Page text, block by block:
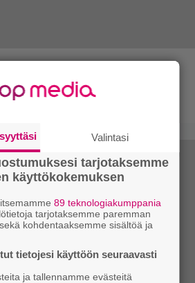
viimeinen keikka
torstailta
Valintasi
tarjotaksemme
käyttökokemuksen
89 teknologiakumppania
tarjotaksemme paremman
kohdentaaksemme sisältöä ja
tietojesi käyttöön seuraavasti
ja tallennamme evästeitä